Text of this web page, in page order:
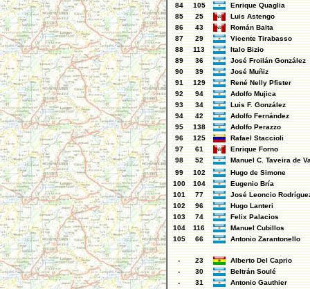
84
105
Enrique Quaglia
85
25
Luis Astengo
86
43
Román Balta
87
29
Vicente Tirabasso
88
113
Italo Bizio
89
36
José Froilán González
90
39
José Muñiz
91
129
René Nelly Pfister
92
94
Adolfo Mujica
93
34
Luis F. González
94
42
Adolfo Fernández
95
138
Adolfo Perazzo
96
125
Rafael Staccioli
97
61
Enrique Forno
98
52
Manuel C. Taveira de
99
102
Hugo de Simone
100
104
Eugenio Bría
101
77
José Leoncio
102
96
Hugo Lanteri
103
74
Felix Palacios
104
116
Manuel Cubillos
105
66 Antonio Zarantonello
- 23
Alberto Del Caprio
-
30
Beltrán Soulé
-
31
Antonio Gauthier